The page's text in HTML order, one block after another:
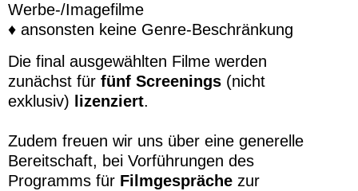
Werbe-/Imagefilme
♦ ansonsten keine Genre-Beschränkung
Die final ausgewählten Filme werden
zunächst für fünf Screenings (nicht
exklusiv)
lizenziert.
Zudem freuen wir uns über eine generelle
Bereitschaft, bei Vorführungen des
Programms für Filmgespräche zur